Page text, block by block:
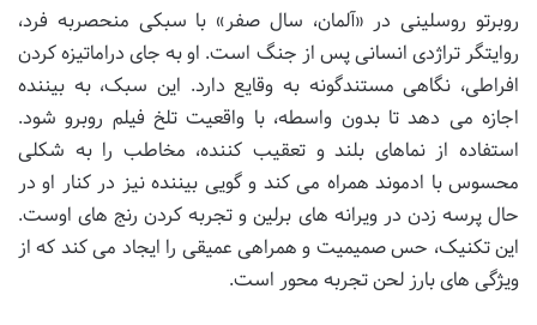
روبرتو روسلینی در «آلمان، سال صفر» با سبکی منحصربه فرد،
روایتگر تراژدی انسانی پس از جنگ است. او به جای دراماتیزه کردن
افراطی، نگاهی مستندگونه به وقایع دارد. این سبک، به بیننده
اجازه می دهد تا بدون واسطه، با واقعیت تلخ فیلم روبرو شود.
استفاده از نماهای بلند و تعقیب کننده، مخاطب را به شکلی
محسوس با ادموند همراه می کند و گویی بیننده نیز در کنار او در
حال پرسه زدن در ویرانه های برلین و تجربه کردن رنج های اوست.
این تکنیک، حس صمیمیت و همراهی عمیقی را ایجاد می کند که از
ویژگی های بارز لحن تجربه محور است.